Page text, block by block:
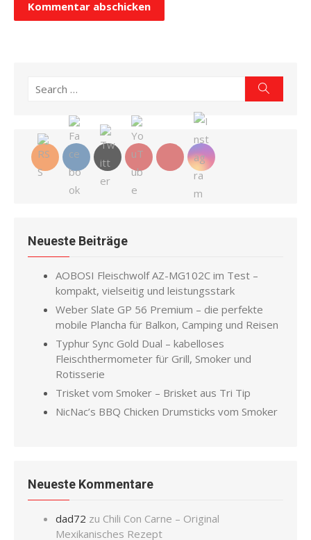
Search
Neueste Beiträge
AOBOSI Fleischwolf AZ-MG102C im Test –
kompakt, vielseitig und leistungsstark
Weber Slate GP 56 Premium – die perfekte
mobile Plancha für Balkon, Camping und Reisen
Typhur Sync Gold Dual – kabelloses
Fleischthermometer für Grill, Smoker und
Rotisserie
Trisket vom Smoker – Brisket aus Tri Tip
NicNac’s BBQ Chicken Drumsticks vom Smoker
Neueste Kommentare
dad72 zu Chili Con Carne – Original
Mexikanisches Rezept